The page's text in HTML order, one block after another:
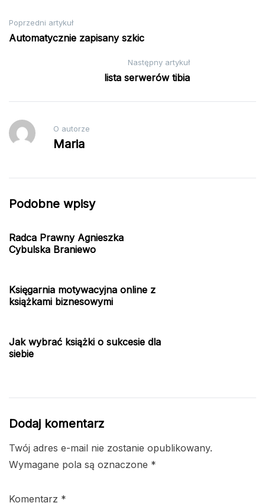
Nawigacja
wpisu
Poprzedni artykuł
Automatycznie zapisany szkic
Następny artykuł
lista serwerów tibia
O autorze
Maria
Podobne wpisy
Radca Prawny Agnieszka
Cybulska Braniewo
Księgarnia motywacyjna online z
książkami biznesowymi
Jak wybrać książki o sukcesie dla
siebie
Dodaj komentarz
Twój adres e-mail nie zostanie opublikowany.
Wymagane pola są oznaczone *
Komentarz *